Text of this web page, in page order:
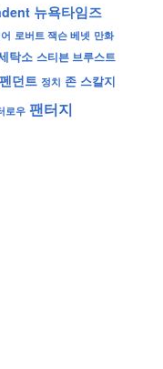
뉴욕타임즈
로버트 잭슨 베넷 만화
탁소 스티븐 브루스트
던트 정치 존 스칼지
로우 팬터지